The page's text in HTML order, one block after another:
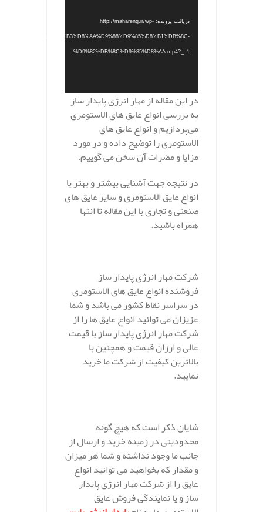
دریافت پرونده: http://mahareng.ir/wp-
%D9%82%DB%8C%D9%85%D8%AA.mp4?_=1
در این مقاله از مهار انرژی پایدار ساز
به بررسی انواع عایق های الاستومری
می‌پردازیم و انواع عایق های
الاستومری را توضیح داده و در مورد
مزایا و مضرات آن سخن می گوییم.
در نتیجه جهت آشنایی بیشتر و بهتر با
انواع عایق الاستومری و سایر عایق های
صنعتی و تجاری با این مقاله تا انتها
همراه باشید.
شرکت مهار انرژی پایدار ساز
فروشنده انواع عایق های الاستومری
در سراسر نقاط کشور می باشد و شما
عزیزان می توانید انواع عایق ها را از
شرکت مهار انرژی پایدار ساز با قیمت
عالی و ارزان قیمت و همچنین با
بالاترین کیفیت از شرکت ما خرید
نمایید.
شایان ذکر است که هیچ گونه
محدودیتی در زمینه خرید و ارسال از
جانب ما وجود نداشته و شما هر میزان
و مقدار که بخواهید می توانید انواع
عایق را از شرکت مهار انرژی پایدار
ساز و یا نمایندگی فروش عایق